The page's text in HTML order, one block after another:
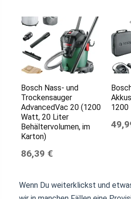
Bosch Nass- und
Trockensauger
AdvancedVac 20 (1200
Watt, 20 Liter
Behältervolumen, im
Karton)
86,39 €
1200
Wenn Du weiterklickst und